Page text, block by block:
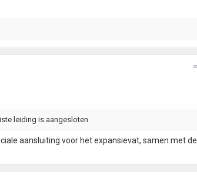
leiding is aangesloten
aansluiting voor het expansievat, samen met de